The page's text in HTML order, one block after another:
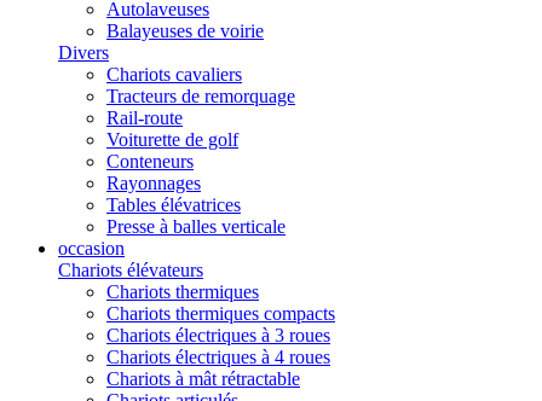
Autolaveuses
Balayeuses de voirie
Divers
Chariots cavaliers
Tracteurs de remorquage
Rail-route
Voiturette de golf
Conteneurs
Rayonnages
Tables élévatrices
Presse à balles verticale
occasion
Chariots élévateurs
Chariots thermiques
Chariots thermiques compacts
Chariots électriques à 3 roues
Chariots électriques à 4 roues
Chariots à mât rétractable